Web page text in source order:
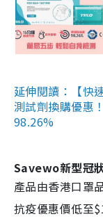
延伸閱讀：【快
測試劑換購優惠
98.26%
Savewo新型冠
產品由香港口罩
抗疫優惠價低至